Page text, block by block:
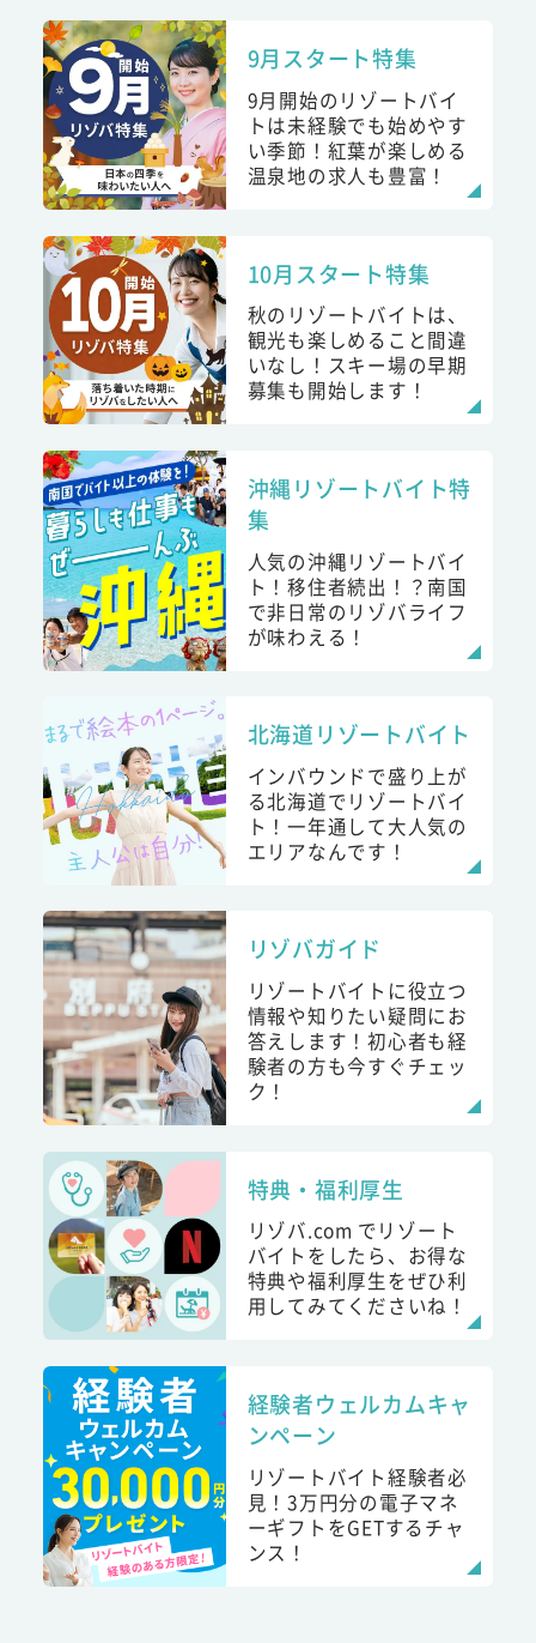
9月スタート特集
9月開始のリゾートバイ
トは未経験でも始めやす
い季節！紅葉が楽しめる
温泉地の求人も豊富！
10月スタート特集
秋のリゾートバイトは、
観光も楽しめること間違
いなし！スキー場の早期
募集も開始します！
沖縄リゾートバイト特
集
人気の沖縄リゾートバイ
ト！移住者続出！？南国
で非日常のリゾバライフ
が味わえる！
北海道リゾートバイト
インバウンドで盛り上が
る北海道でリゾートバイ
ト！一年通して大人気の
エリアなんです！
リゾバガイド
リゾートバイトに役立つ
情報や知りたい疑問にお
答えします！初心者も経
験者の方も今すぐチェッ
ク！
特典・福利厚生
リゾバ.com でリゾート
バイトをしたら、お得な
特典や福利厚生をぜひ利
用してみてくださいね！
経験者ウェルカムキャ
ンペーン
リゾートバイト経験者必
見！3万円分の電子マネ
ーギフトをGETするチャ
ンス！